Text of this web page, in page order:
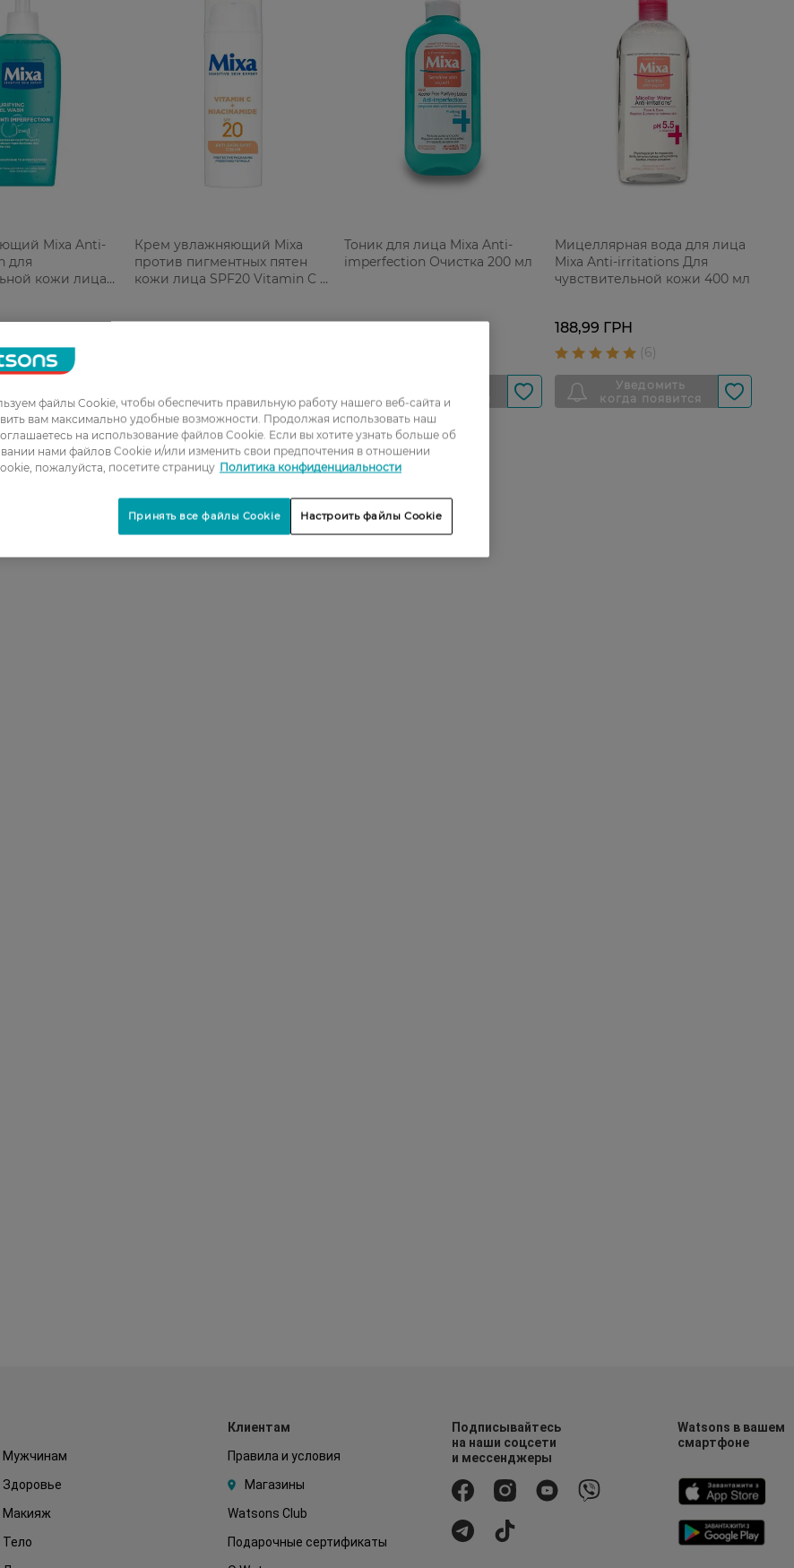
Mixa Anti-
для
кожи лица
Крем увлажняющий Mixa
против пигментных пятен
кожи лица SPF20 Vitamin C +
475,99 ГРН
Тоник для лица Mixa Anti-
imperfection Очистка 200 мл
Мицеллярная вода для лица
Mixa Anti-irritations Для
чувствительной кожи 400 мл
188,99 ГРН
Мужчинам
Здоровье
Макияж
Тело
Клиентам
Правила и условия
Магазины
Watsons Club
Подарочные сертификаты
Подписывайтесь
на наши соцсети
и мессенджеры
Watsons в вашем
смартфоне
файлы Cookie, чтобы обеспечить правильную работу нашего веб-сайта и
вам максимально удобные возможности. Продолжая использовать наш
на использование файлов Cookie. Если вы хотите узнать больше об
нами файлов Cookie и/или изменить свои предпочтения в отношении
пожалуйста, посетите страницу Политика конфиденциальности
Настроить файлы Cookie
Принять все файлы Cookie